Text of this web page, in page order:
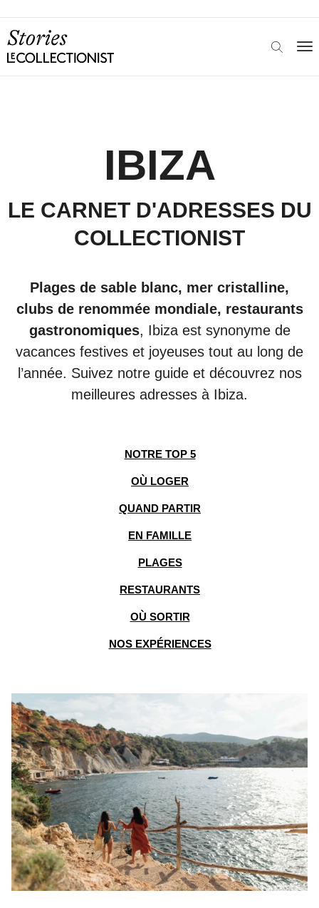
IBIZA
LE CARNET D'ADRESSES DU
COLLECTIONIST
Plages de sable blanc, mer cristalline,
clubs de renommée mondiale, restaurants
gastronomiques, Ibiza est synonyme de
vacances festives et joyeuses tout au long de
l’année. Suivez notre guide et découvrez nos
meilleures adresses à Ibiza.
NOTRE TOP 5
OÙ LOGER
QUAND PARTIR
EN FAMILLE
PLAGES
RESTAURANTS
OÙ SORTIR
NOS EXPÉRIENCES